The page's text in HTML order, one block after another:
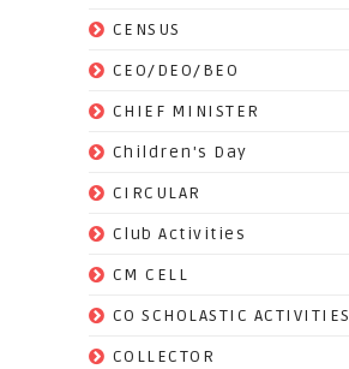
CENSUS
CEO/DEO/BEO
CHIEF MINISTER
Children's Day
CIRCULAR
Club Activities
CM CELL
CO SCHOLASTIC ACTIVITIES
COLLECTOR